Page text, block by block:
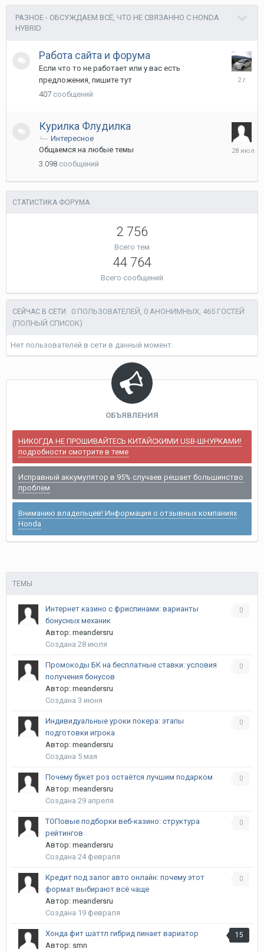
РАЗНОЕ - ОБСУЖДАЕМ ВСЁ, ЧТО НЕ СВЯЗАННО С HONDA
HYBRID
Работа сайта и форума
Если что то не работает или у вас есть
предложения, пишите тут
407 сообщений
12
Курилка Флудилка
Интересное
Общаемся на любые темы
3 098 сообщений
28
СТАТИСТИКА ФОРУМА
2 756
Всего тем
44 764
Всего сообщений
СЕЙЧАС В СЕТИ 0 ПОЛЬЗОВАТЕЛЕЙ, 0 АНОНИМНЫХ, 465 ГОСТЕЙ
(ПОЛНЫЙ СПИСОК)
Нет пользователей в сети в данный момент.
ОБЪЯВЛЕНИЯ
НИКОГДА НЕ ПРОШИВАЙТЕСЬ КИТАЙСКИМИ USB-ШНУРКАМИ!
подробности смотрите в теме
Исправный аккумулятор в 95% случаев решает большинство
проблем
Вниманию владельцев! Информация о отзывных компаниях
Honda
ТЕМЫ
0
Интернет казино с фриспинами: варианты
бонусных механик
Автор: meandersru
Создана 28 июля
0
Промокоды БК на бесплатные ставки: условия
получения бонусов
Автор: meandersru
Создана 3 июня
0
Индивидуальные уроки покера: этапы
подготовки игрока
Автор: meandersru
Создана 5 мая
0
Почему букет роз остаётся лучшим подарком
Автор: meandersru
Создана 29 апреля
0
ТОПовые подборки веб-казино: структура
рейтингов
Автор: meandersru
Создана 24 февраля
0
Кредит под залог авто онлайн: почему этот
формат выбирают всё чаще
Автор: meandersru
Создана 19 февраля
15
Хонда фит шаттл гибрид пинает вариатор
Автор: smn